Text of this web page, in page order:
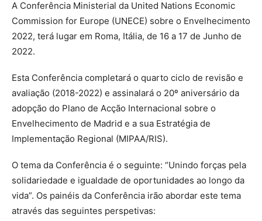
A Conferência Ministerial da United Nations Economic
Commission for Europe (UNECE) sobre o Envelhecimento
2022, terá lugar em Roma, Itália, de 16 a 17 de Junho de
2022.
Esta Conferência completará o quarto ciclo de revisão e
avaliação (2018-2022) e assinalará o 20º aniversário da
adopção do Plano de Acção Internacional sobre o
Envelhecimento de Madrid e a sua Estratégia de
Implementação Regional (MIPAA/RIS).
O tema da Conferência é o seguinte: “Unindo forças pela
solidariedade e igualdade de oportunidades ao longo da
vida”. Os painéis da Conferência irão abordar este tema
através das seguintes perspetivas: